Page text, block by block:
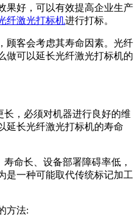
果好，可以有效提高企业生产
纤激光打标机进行打标。
顾客会考虑其寿命因素。光纤
做可以延长光纤激光打标机的
长，必须对机器进行良好的维
延长光纤激光打标机的寿命
命长、设备部署障碍率低，
是一种可能取代传统标记加工
方法: